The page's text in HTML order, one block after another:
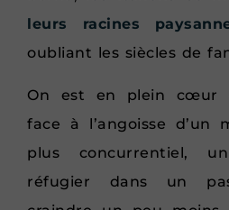
leurs racines
oubliant les siècles de
On est en plein cœur
face à l’angoisse d’un
plus concurrentiel,
réfugier dans un